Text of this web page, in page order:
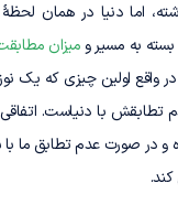
اما دنیا در همان لحظۀ
به مسیر و میزان
واقع اولین چیزی که یک
تطابقش با دنیاست.
و در صورت عدم تطابق ما با